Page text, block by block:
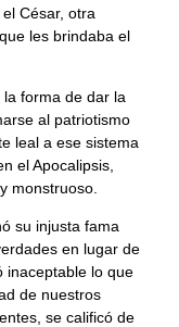
César, otra
les brindaba el
forma de dar la
al patriotismo
leal a ese sistema
el Apocalipsis,
monstruoso.
su injusta fama
en lugar de
inaceptable lo que
de nuestros
se calificó de